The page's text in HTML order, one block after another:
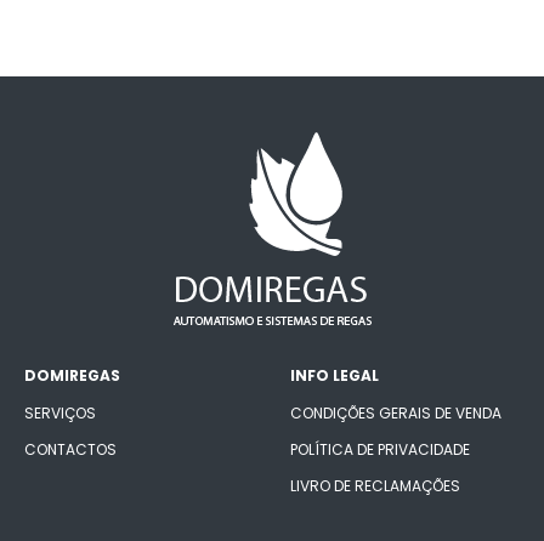
DOMIREGAS
SERVIÇOS
CONTACTOS
INFO LEGAL
CONDIÇÕES GERAIS DE VENDA
POLÍTICA DE PRIVACIDADE
LIVRO DE RECLAMAÇÕES